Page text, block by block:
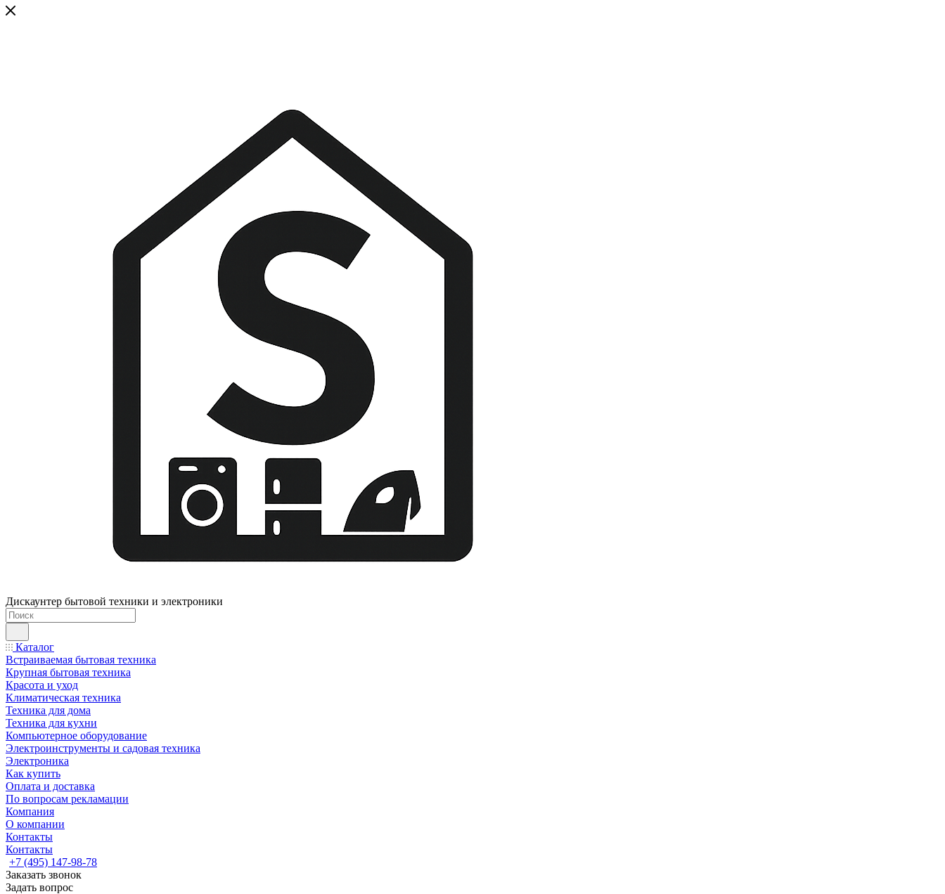
Дискаунтер бытовой техники и электроники
Каталог
Встраиваемая бытовая техника
Крупная бытовая техника
Красота и уход
Климатическая техника
Техника для дома
Техника для кухни
Компьютерное оборудование
Электроинструменты и садовая техника
Электроника
Как купить
Оплата и доставка
По вопросам рекламации
Компания
О компании
Контакты
Контакты
+7 (495) 147-98-78
Заказать звонок
Задать вопрос